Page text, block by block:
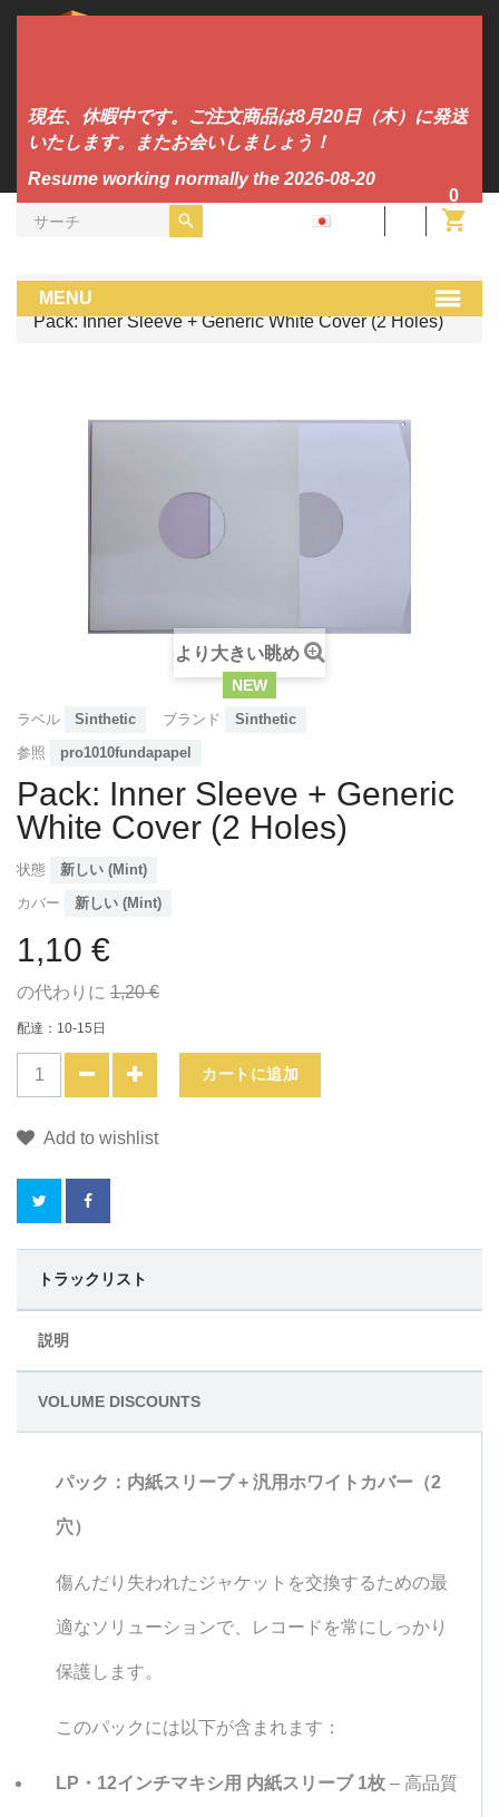
現在、休暇中です。ご注文商品は8月20日（木）に発送
いたします。またお会いしましょう！
Resume working normally the 2026-08-20
0
MENUDJツール
Pack: Inner Sleeve + Generic White Cover (2 Holes)
NEW
より大きい眺め
ラベル Sinthetic ブランド
Sinthetic
参照
pro1010fundapapel
Pack: Inner Sleeve + Generic
White Cover (2 Holes)
状態
新しい (Mint)
カバー
新しい (Mint)
1,10 €
の代わりに 1,20 €
配達：10-15日
カートに追加
Add to wishlist
こ
品
ン
ト
が
あ
トラックリスト
説明
VOLUME DISCOUNTS
パック：内紙スリーブ + 汎用ホワイトカバー（2
穴）
傷んだり失われたジャケットを交換するための最
適なソリューションで、レコードを常にしっかり
保護します。
このパックには以下が含まれます：
LP・12インチマキシ用 内紙スリーブ 1枚 – 高品質